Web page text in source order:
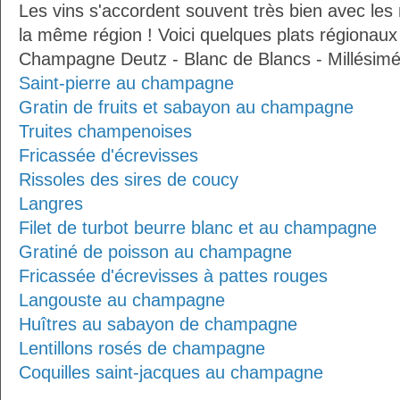
Les vins s'accordent souvent très bien avec
la même région ! Voici quelques plats
Champagne Deutz - Blanc de Blancs -
Saint-pierre au champagne
Gratin de fruits et sabayon au champagne
Truites champenoises
Fricassée d'écrevisses
Rissoles des sires de coucy
Langres
Filet de turbot beurre blanc et au champagne
Gratiné de poisson au champagne
Fricassée d'écrevisses à pattes rouges
Langouste au champagne
Huîtres au sabayon de champagne
Lentillons rosés de champagne
Coquilles saint-jacques au champagne